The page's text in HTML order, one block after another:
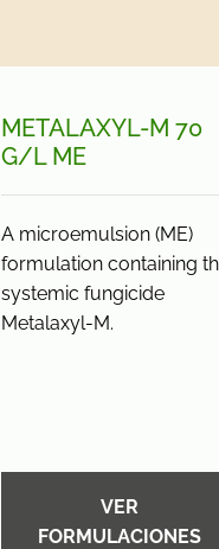
METALAXYL-M 70
G/L ME
A microemulsion (ME)
formulation containing
systemic fungicide
Metalaxyl-M.
VER
FORMULACIONES